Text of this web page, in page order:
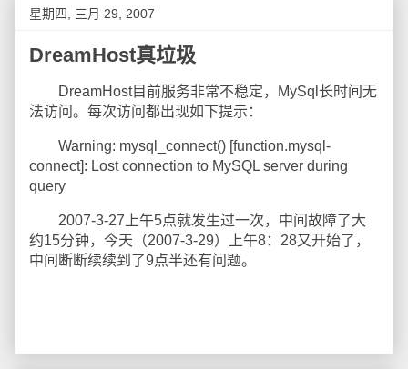
星期四, 三月 29, 2007
DreamHost真垃圾
DreamHost目前服务非常不稳定，MySql长时间无
法访问。每次访问都出现如下提示：
Warning: mysql_connect() [function.mysql-
connect]: Lost connection to MySQL server during
query
2007-3-27上午5点就发生过一次，中间故障了大
约15分钟，今天（2007-3-29）上午8：28又开始了，
中间断断续续到了9点半还有问题。